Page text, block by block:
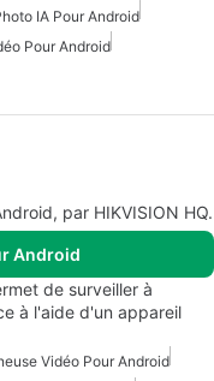
IA Pour Android
Pour Android
par HIKVISION HQ.
Android
de surveiller à
à l'aide d'un appareil
Vidéo Pour Android